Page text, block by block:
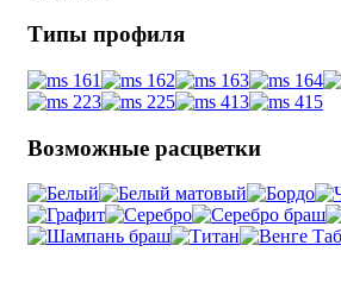
Типы профиля
Возможные расцветки